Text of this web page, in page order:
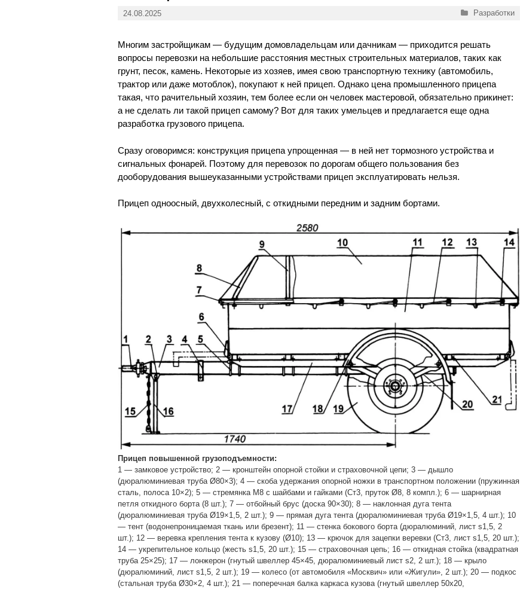
24.08.2025 Рубрики
Разработки
Многим застройщикам — будущим домовладельцам или дачникам — приходится решать
вопросы перевозки на небольшие расстояния местных строительных материалов, таких как
грунт, песок, камень. Некоторые из хозяев, имея свою транспортную технику (автомобиль,
трактор или даже мотоблок), покупают к ней прицеп. Однако цена промышленного прицепа
такая, что рачительный хозяин, тем более если он человек мастеровой, обязательно прикинет:
а не сделать ли такой прицеп самому? Вот для таких умельцев и предлагается еще одна
разработка грузового прицепа.
Сразу оговоримся: конструкция прицепа упрощенная — в ней нет тормозного устройства и
сигнальных фонарей. Поэтому для перевозок по дорогам общего пользования без
дооборудования вышеуказанными устройствами прицеп эксплуатировать нельзя.
Прицеп одноосный, двухколесный, с откидными передним и задним бортами.
Прицеп повышенной грузоподъемности:
1 — замковое устройство; 2 — кронштейн опорной стойки и страховочной цепи; 3 — дышло
(дюралюминиевая труба Ø80×3); 4 — скоба удержания опорной ножки в транспортном положении (пружинная
сталь, полоса 10×2); 5 — стремянка М8 с шайбами и гайками (Ст3, пруток Ø8, 8 компл.); 6 — шарнирная
петля откидного борта (8 шт.); 7 — отбойный брус (доска 90×30); 8 — наклонная дуга тента
(дюралюминиевая труба Ø19×1,5, 2 шт.); 9 — прямая дуга тента (дюралюминиевая труба Ø19×1,5, 4 шт.); 10
— тент (водонепроницаемая ткань или брезент); 11 — стенка бокового борта (дюралюминий, лист s1,5, 2
шт.); 12 — веревка крепления тента к кузову (Ø10); 13 — крючок для зацепки веревки (Ст3, лист s1,5, 20 шт.);
14 — укрепительное кольцо (жесть s1,5, 20 шт.); 15 — страховочная цепь; 16 — откидная стойка (квадратная
труба 25×25); 17 — лонжерон (гнутый швеллер 45×45, дюралюминиевый лист s2, 2 шт.); 18 — крыло
(дюралюминий, лист s1,5, 2 шт.); 19 — колесо (от автомобиля «Москвич» или «Жигули», 2 шт.); 20 — подкос
(стальная труба Ø30×2, 4 шт.); 21 — поперечная балка каркаса кузова (гнутый швеллер 50х20,